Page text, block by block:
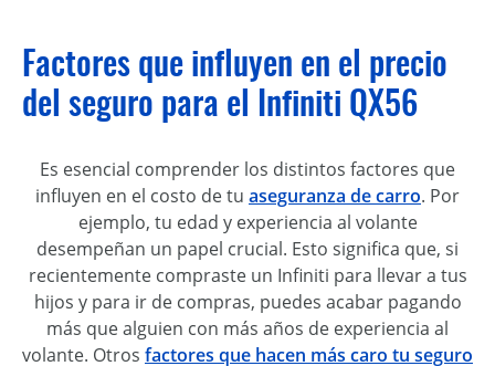
Factores que influyen en el precio
del seguro para el Infiniti QX56
Es esencial comprender los distintos factores que
influyen en el costo de tu aseguranza de carro. Por
ejemplo, tu edad y experiencia al volante
desempeñan un papel crucial. Esto significa que, si
recientemente compraste un Infiniti para llevar a tus
hijos y para ir de compras, puedes acabar pagando
más que alguien con más años de experiencia al
volante. Otros factores que hacen más caro tu seguro